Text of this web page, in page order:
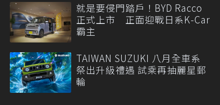
就是要侵門踏戶！BYD Racco
正式上市 正面迎戰日系K-Car
霸主
TAIWAN SUZUKI 八月全車系
祭出升級禮遇 試乘再抽麗星郵
輪